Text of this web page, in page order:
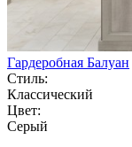
Гардеробная Балуан
Стиль:
Классический
Цвет:
Серый